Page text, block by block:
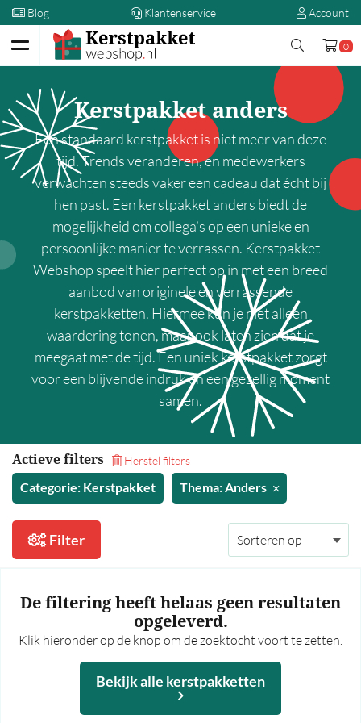
Blog Klantenservice Account
0
Kerstpakketten
Op prijs
00,00 - 5,00
5,00 - 10,00
10,00 - 15,00
15,00 - 20,00
20,00 - 25,00
25,00 - 30,00
35,00 - 40,00
50,00 - 55,00
55,00 - 60,00
Meer prijsfilters >
Kerstpakket anders
Een standaard kerstpakket is niet meer van deze
tijd. Trends veranderen, en medewerkers
verwachten steeds vaker een cadeau dat écht bij
hen past. Een kerstpakket anders biedt de
mogelijkheid om collega’s op een unieke en
persoonlijke manier te verrassen. Kerstpakket
Webshop speelt hier perfect op in met een breed
aanbod van originele en verrassende
kerstpakketten. Hiermee kun je niet alleen
waardering tonen, maar ook laten zien dat je
meegaat met de tijd. Een uniek kerstpakket zorgt
voor een blijvende indruk en een gezellig moment
samen.
Actieve filters Herstel filters
Categorie: Kerstpakket Thema: Anders
Filter
De filtering heeft helaas geen resultaten
opgeleverd.
Klik hieronder op de knop om de zoektocht voort te zetten.
Bekijk alle kerstpakketten